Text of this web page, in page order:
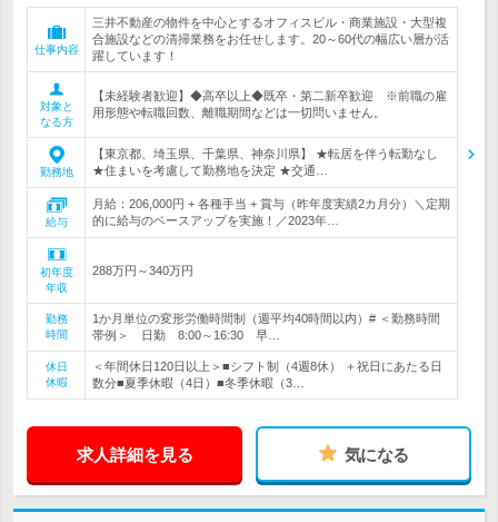
仕事内容
三井不動産の物件を中心とするオフィスビル・商業施設・大型複
合施設などの清掃業務をお任せします。20～60代の幅広い層が活
躍しています！
対象と
なる方
【未経験者歓迎】◆高卒以上◆既卒・第二新卒歓迎 ※前職の雇
用形態や転職回数、離職期間などは一切問いません。
勤務地
【東京都、埼玉県、千葉県、神奈川県】 ★転居を伴う転勤なし
★住まいを考慮して勤務地を決定 ★交通…
給与
月給：206,000円 + 各種手当 + 賞与（昨年度実績2カ月分）＼定期
的に給与のベースアップを実施！／2023年…
初年度
年収
288万円～340万円
勤務
時間
1か月単位の変形労働時間制（週平均40時間以内）# ＜勤務時間
帯例＞ 日勤 8:00～16:30 早…
休日
休暇
＜年間休日120日以上＞■シフト制（4週8休） ＋祝日にあたる日
数分■夏季休暇（4日）■冬季休暇（3…
求人詳細を見る 気になる